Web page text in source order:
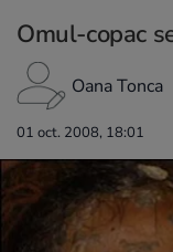
Omul-copac
Oana Tonca
01 oct. 2008, 18:01